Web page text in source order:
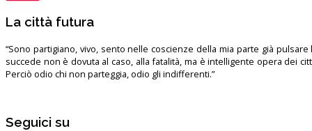
La città futura
“Sono partigiano, vivo, sento nelle coscienze della mia parte già pulsare
succede non è dovuta al caso, alla fatalità, ma è intelligente opera dei
Perciò odio chi non parteggia, odio gli indifferenti.”
Seguici su